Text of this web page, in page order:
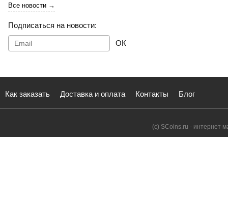
Все новости →
Подписаться на новости:
ОК
Как заказать Доставка и оплата Контакты Блог
(с) SCoins.ru - интернет